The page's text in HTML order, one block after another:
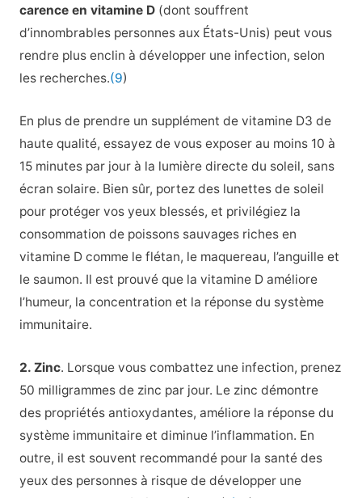
carence en vitamine D(dont souffrent
d’innombrables personnes aux États-Unis) peut vous
rendre plus enclin à développer une infection, selon
les recherches.(9)
En plus de prendre un supplément de vitamine D3 de
haute qualité, essayez de vous exposer au moins 10 à
15 minutes par jour à la lumière directe du soleil, sans
écran solaire. Bien sûr, portez des lunettes de soleil
pour protéger vos yeux blessés, et privilégiez la
consommation de poissons sauvages riches en
vitamine D comme le flétan, le maquereau, l’anguille et
le saumon. Il est prouvé que la vitamine D améliore
l’humeur, la concentration et la réponse du système
immunitaire.
2. Zinc. Lorsque vous combattez une infection, prenez
50 milligrammes de zinc par jour. Le zinc démontre
des propriétés antioxydantes, améliore la réponse du
système immunitaire et diminue l’inflammation. En
outre, il est souvent recommandé pour la santé des
yeux des personnes à risque de développer une